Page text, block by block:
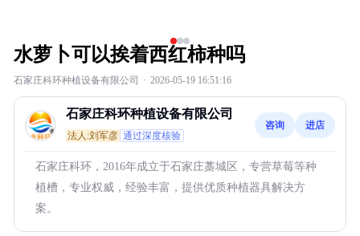
水萝卜可以挨着西红柿种吗
石家庄科环种植设备有限公司 · 2026-05-19 16:51:16
石家庄科环种植设备有限公司
法人:刘军彦 通过深度核验
咨询 进店
石家庄科环，2016年成立于石家庄藁城区，专营草莓等种
植槽，专业权威，经验丰富，提供优质种植器具解决方
案。